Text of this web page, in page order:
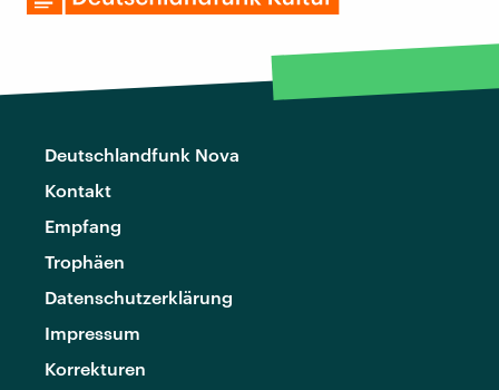
Deutschlandfunk Nova
Kontakt
Empfang
Trophäen
Datenschutzerklärung
Impressum
Korrekturen